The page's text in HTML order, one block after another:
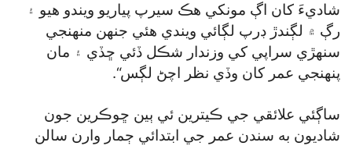
شاديءَ کان اڳ مونکي هڪ سيرپ پياريو ويندو هيو ۽
رڳ ۾ لڳندڙ ڊرپ لڳائي ويندي هئي جنهن منهنجي
سنهڙي سراپي کي وزندار شڪل ڏئي ڇڏي ۽ مان
پنهنجي عمر کان وڏي نظر اچڻ لڳس“.
ساڳئي علائقي جي ڪيترين ئي ٻين ڇوڪرين جون
شاديون به سندن عمر جي ابتدائي ڄمار وارن سالن